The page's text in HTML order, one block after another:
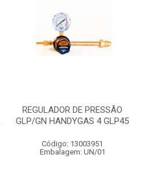
REGULADOR DE PRESSÃO
GLP/GN HANDYGAS 4 GLP45
Código: 13003951
Embalagem: UN/01